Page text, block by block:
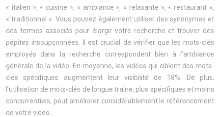
« italien », « cuisine », « ambiance », « relaxante », « restaurant »,
« traditionnel ». Vous pouvez également utiliser des synonymes et
des termes associés pour élargir votre recherche et trouver des
pépites insoupçonnées. Il est crucial de vérifier que les mots-clés
employés dans la recherche correspondent bien à l’ambiance
générale de la vidéo. En moyenne, les vidéos qui ciblent des mots-
clés spécifiques augmentent leur visibilité de 18%. De plus,
l’utilisation de mots-clés de longue traîne, plus spécifiques et moins
concurrentiels, peut améliorer considérablement le référencement
de votre vidéo.